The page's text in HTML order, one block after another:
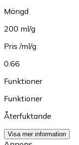
Mängd
200 ml/g
Pris /ml/g
0.66
Funktioner
Funktioner
Återfuktande
Visa mer information